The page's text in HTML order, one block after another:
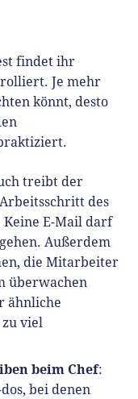
findet ihr
Je mehr
könnt, desto
treibt der
des
Keine E-Mail darf
Außerdem
die Mitarbeiter
überwachen
ähnliche
viel
beim Chef:
bei denen